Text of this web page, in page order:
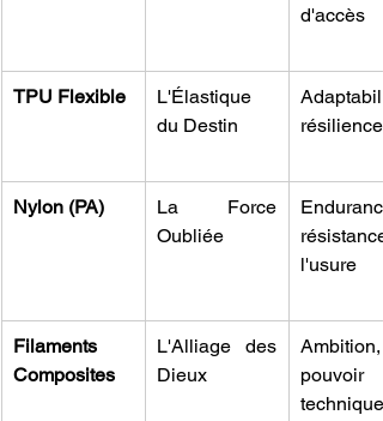
d'accès
TPU Flexible
L'Élastique
du Destin
résilience
Nylon (PA)
La Force
Oubliée
l'usure
Filaments
Composites
L'Alliage des
Dieux
Ambition,
pouvoir
technique